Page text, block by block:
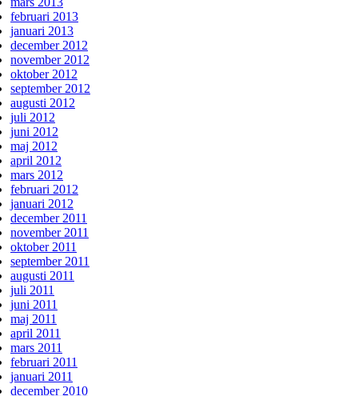
februari 2013
januari 2013
december 2012
november 2012
oktober 2012
september 2012
augusti 2012
juli 2012
juni 2012
maj 2012
april 2012
mars 2012
februari 2012
januari 2012
december 2011
november 2011
oktober 2011
september 2011
augusti 2011
juli 2011
juni 2011
maj 2011
april 2011
mars 2011
februari 2011
januari 2011
december 2010